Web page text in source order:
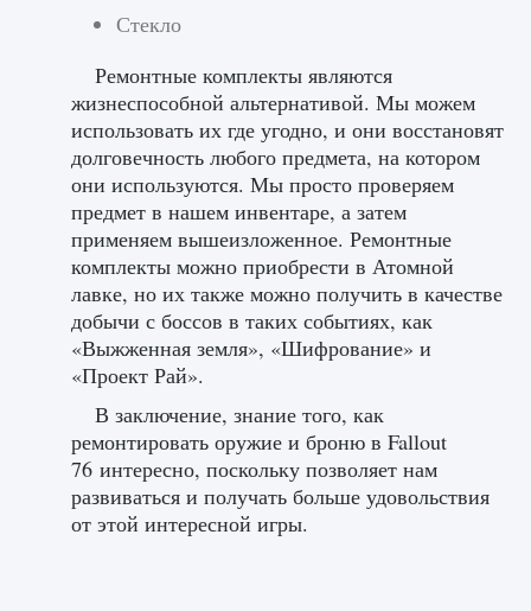
Стекло
Ремонтные комплекты являются
жизнеспособной альтернативой. Мы можем
использовать их где угодно, и они восстановят
долговечность любого предмета, на котором
они используются. Мы просто проверяем
предмет в нашем инвентаре, а затем
применяем вышеизложенное. Ремонтные
комплекты можно приобрести в Атомной
лавке, но их также можно получить в качестве
добычи с боссов в таких событиях, как
«Выжженная земля», «Шифрование» и
«Проект Рай».
В заключение, знание того, как
ремонтировать оружие и броню в Fallout
76 интересно, поскольку позволяет нам
развиваться и получать больше удовольствия
от этой интересной игры.